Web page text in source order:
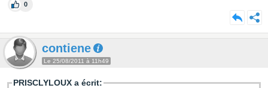
0
contiene
Le 25/08/2011 à 11h49
PRISCLYLOUX a écrit: